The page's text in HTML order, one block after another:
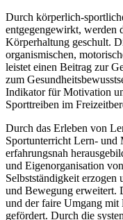
Durch körperlich-
entgegengewirkt, werden
Körperhaltung geschult.
organismischen,
leistet einen Beitrag zur
zum
Indikator für Motivation
Sporttreiben im
Durch das Erleben von
Sportunterricht Lern- und
erfahrungsnah
und Eigenorganisation
Selbstständigkeit
und Bewegung erweitert.
und der faire Umgang
gefördert. Durch die